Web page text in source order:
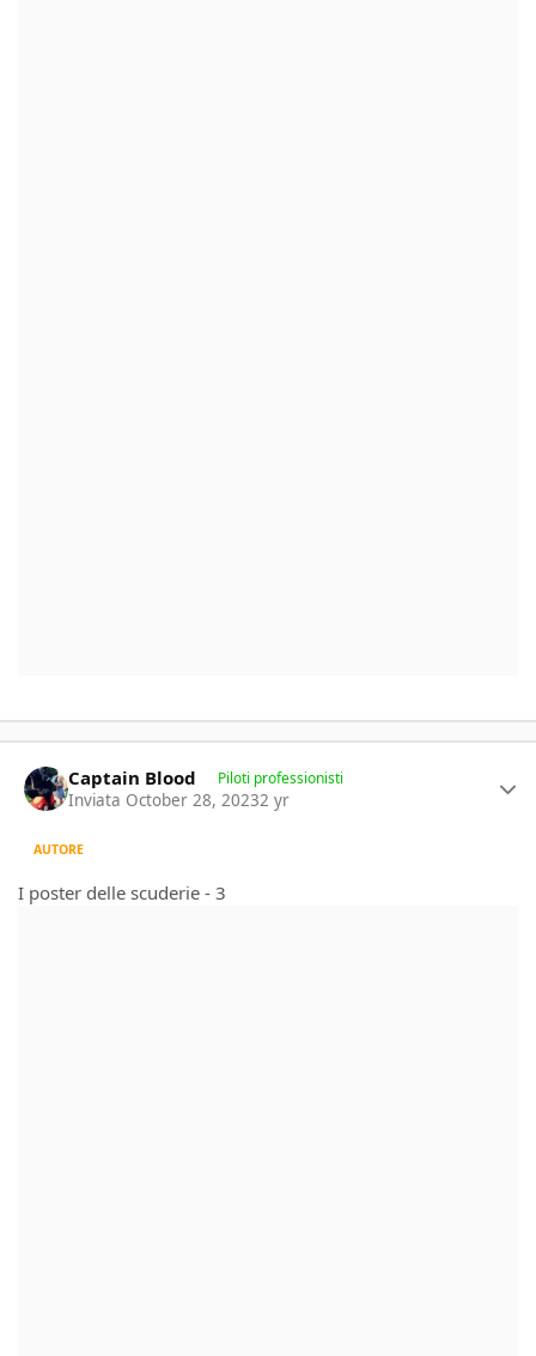
Captain Blood Piloti professionisti
Inviata October 28, 20232 yr
AUTORE
I poster delle scuderie - 3